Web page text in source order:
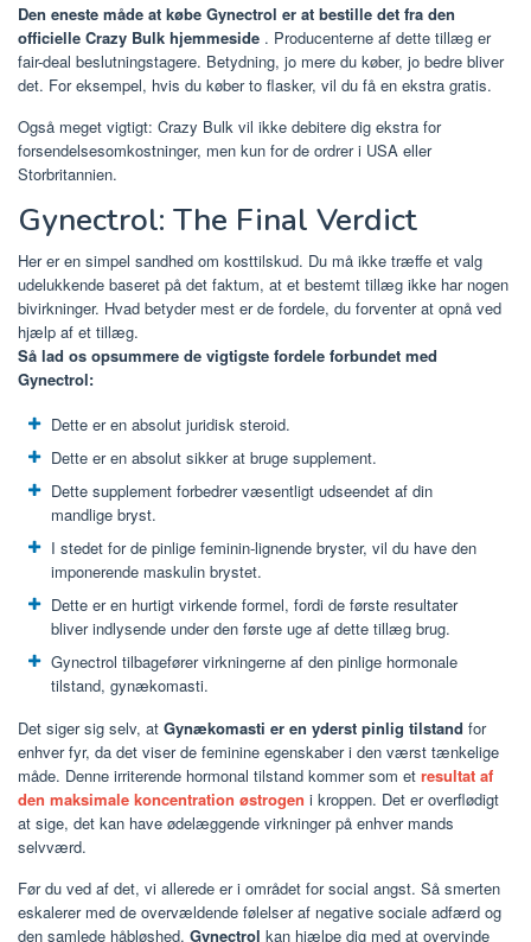
Den eneste måde at købe Gynectrol er at bestille det fra den
officielle Crazy Bulk hjemmeside . Producenterne af dette tillæg er
fair-deal beslutningstagere. Betydning, jo mere du køber, jo bedre bliver
det. For eksempel, hvis du køber to flasker, vil du få en ekstra gratis.
Også meget vigtigt: Crazy Bulk vil ikke debitere dig ekstra for
forsendelsesomkostninger, men kun for de ordrer i USA eller
Storbritannien.
Gynectrol: The Final Verdict
Her er en simpel sandhed om kosttilskud. Du må ikke træffe et valg
udelukkende baseret på det faktum, at et bestemt tillæg ikke har nogen
bivirkninger. Hvad betyder mest er de fordele, du forventer at opnå ved
hjælp af et tillæg.
Så lad os opsummere de vigtigste fordele forbundet med
Gynectrol:
Dette er en absolut juridisk steroid.
Dette er en absolut sikker at bruge supplement.
Dette supplement forbedrer væsentligt udseendet af din
mandlige bryst.
I stedet for de pinlige feminin-lignende bryster, vil du have den
imponerende maskulin brystet.
Dette er en hurtigt virkende formel, fordi de første resultater
bliver indlysende under den første uge af dette tillæg brug.
Gynectrol tilbagefører virkningerne af den pinlige hormonale
tilstand, gynækomasti.
Det siger sig selv, at Gynækomasti er en yderst pinlig tilstand for
enhver fyr, da det viser de feminine egenskaber i den værst tænkelige
måde. Denne irriterende hormonal tilstand kommer som et resultat af
den maksimale koncentration østrogen i kroppen. Det er overflødigt
at sige, det kan have ødelæggende virkninger på enhver mands
selvværd.
Før du ved af det, vi allerede er i området for social angst. Så smerten
eskalerer med de overvældende følelser af negative sociale adfærd og
den samlede håbløshed. Gynectrol kan hjælpe dig med at overvinde